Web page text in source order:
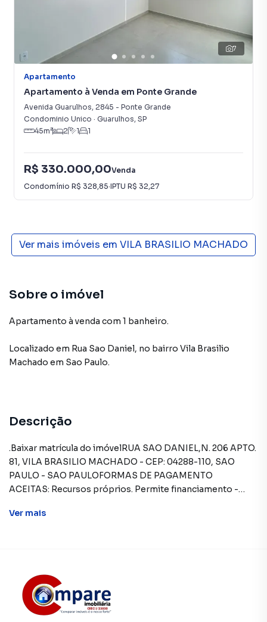
7
Apartamento
Apartamento à Venda em Ponte Grande
Avenida Guarulhos, 2845 - Ponte Grande
Condominio Unico · Guarulhos, SP
45m² 2 1 1
R$ 330.000,00Venda
Condomínio R$ 328,85·IPTU R$ 32,27
Ver mais imóveis em VILA BRASILIO MACHADO
Sobre o imóvel
Apartamento à venda com 1 banheiro.
Localizado em Rua Sao Daniel, no bairro Vila Brasilio
Machado em Sao Paulo.
Descrição
.Baixar matrícula do imóvelRUA SAO DANIEL,N. 206 APTO.
81, VILA BRASILIO MACHADO - CEP: 04288-110, SAO
PAULO - SAO PAULOFORMAS DE PAGAMENTO
ACEITAS: Recursos próprios. Permite financiamento -
proposta.REGRAS PARA PAGAMENTO DAS DESPESAS
avaliação. Tributos: Sob responsabilidade do
comprador. Corretores credenciados SOBRE O
IMÓVELEste imóvel pertence à Caixa Econômica Federal e
Ver mais